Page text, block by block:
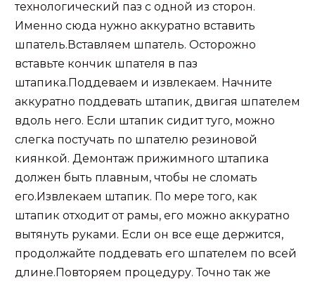
технологический паз с одной из сторон.
Именно сюда нужно аккуратно вставить
шпатель.Вставляем шпатель. Осторожно
вставьте кончик шпателя в паз
штапика.Поддеваем и извлекаем. Начните
аккуратно поддевать штапик, двигая шпателем
вдоль него. Если штапик сидит туго, можно
слегка постучать по шпателю резиновой
киянкой. Демонтаж прижимного штапика
должен быть плавным, чтобы не сломать
его.Извлекаем штапик. По мере того, как
штапик отходит от рамы, его можно аккуратно
вытянуть руками. Если он все еще держится,
продолжайте поддевать его шпателем по всей
длине.Повторяем процедуру. Точно так же